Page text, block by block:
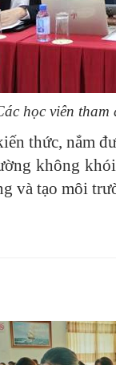
học viên
thức, nắm
không
và tạo môi